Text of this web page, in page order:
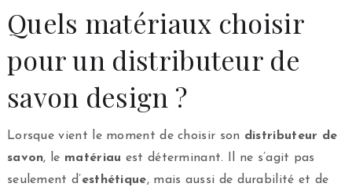
Quels matériaux choisir
pour un distributeur de
savon design ?
Lorsque vient le moment de choisir son distributeur de
savon, le matériau est déterminant. Il ne s’agit pas
seulement d’esthétique, mais aussi de durabilité et de